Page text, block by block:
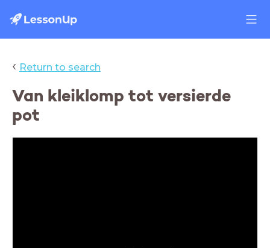
‹ Return to search
Van kleiklomp tot versierde
pot